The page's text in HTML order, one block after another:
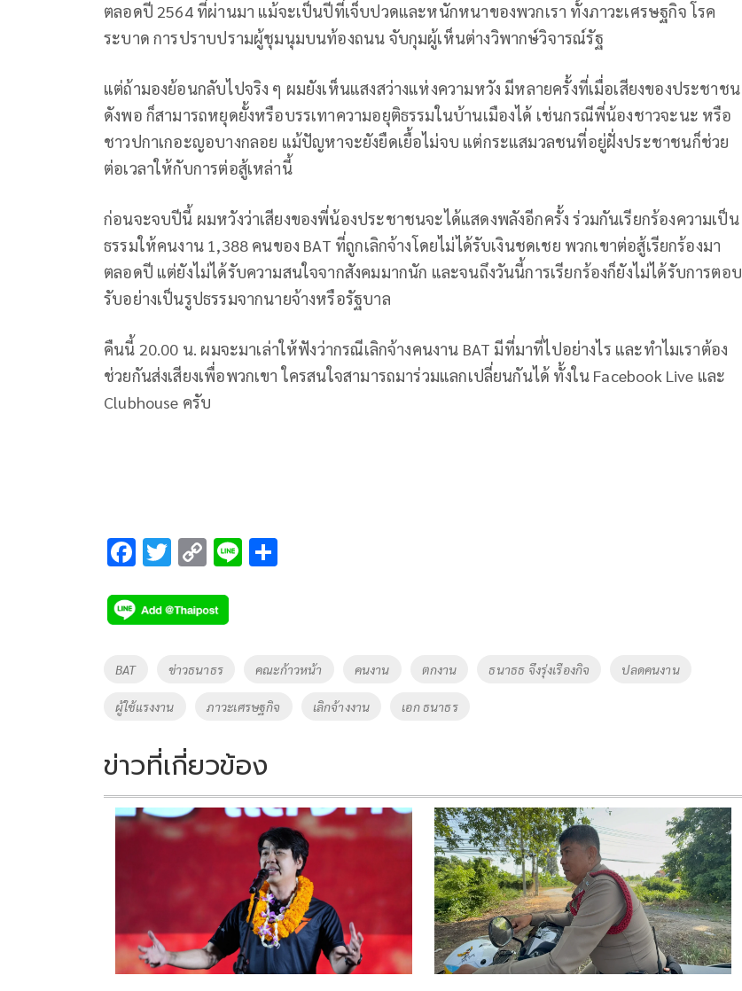
ตลอดปี 2564 ที่ผ่านมา แม้จะเป็นปีที่เจ็บปวดและหนักหนาของพวกเรา ทั้งภาวะเศรษฐกิจ โรค
ระบาด การปราบปรามผู้ชุมนุมบนท้องถนน จับกุมผู้เห็นต่างวิพากษ์วิจารณ์รัฐ
แต่ถ้ามองย้อนกลับไปจริง ๆ ผมยังเห็นแสงสว่างแห่งความหวัง มีหลายครั้งที่เมื่อเสียงของประชาชน
ดังพอ ก็สามารถหยุดยั้งหรือบรรเทาความอยุติธรรมในบ้านเมืองได้ เช่นกรณีพี่น้องชาวจะนะ หรือ
ชาวปกาเกอะญอบางกลอย แม้ปัญหาจะยังยืดเยื้อไม่จบ แต่กระแสมวลชนที่อยู่ฝั่งประชาชนก็ช่วย
ต่อเวลาให้กับการต่อสู้เหล่านี้
ก่อนจะจบปีนี้ ผมหวังว่าเสียงของพี่น้องประชาชนจะได้แสดงพลังอีกครั้ง ร่วมกันเรียกร้องความเป็น
ธรรมให้คนงาน 1,388 คนของ BAT ที่ถูกเลิกจ้างโดยไม่ได้รับเงินชดเชย พวกเขาต่อสู้เรียกร้องมา
ตลอดปี แต่ยังไม่ได้รับความสนใจจากสังคมมากนัก และจนถึงวันนี้การเรียกร้องก็ยังไม่ได้รับการตอบ
รับอย่างเป็นรูปธรรมจากนายจ้างหรือรัฐบาล
คืนนี้ 20.00 น. ผมจะมาเล่าให้ฟังว่ากรณีเลิกจ้างคนงาน BAT มีที่มาที่ไปอย่างไร และทำไมเราต้อง
ช่วยกันส่งเสียงเพื่อพวกเขา ใครสนใจสามารถมาร่วมแลกเปลี่ยนกันได้ ทั้งใน Facebook Live และ
Clubhouse ครับ
F
e
b
o
o
k
T
tt
er
C
p
y
Li
k
Li
Tags
BAT ข่าวธนาธร คณะก้าวหน้า คนงาน ตกงาน ธนาธธ จึงรุ่งเรืองกิจ ปลดคนงาน
ผู้ใช้แรงงาน ภาวะเศรษฐกิจ เลิกจ้างงาน เอก ธนาธร
ข่าวที่เกี่ยวข้อง